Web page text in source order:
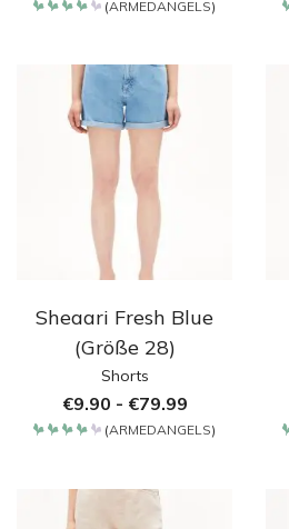
(ARMEDANGELS)
Sheaari Fresh Blue
(Größe 28)
Shorts
€9.90 - €79.99
(ARMEDANGELS)